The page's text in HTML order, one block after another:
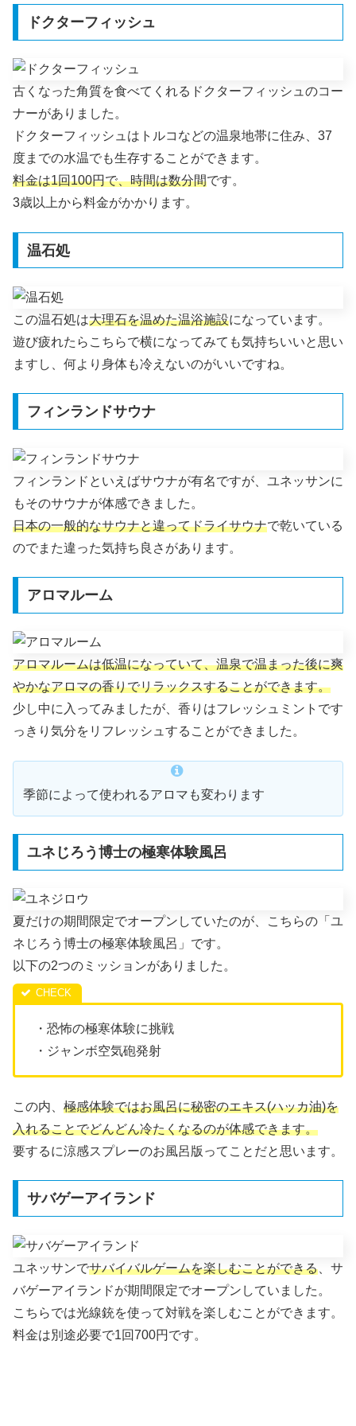
ドクターフィッシュ
古くなった角質を食べてくれるドクターフィッシュのコー
ナーがありました。
ドクターフィッシュはトルコなどの温泉地帯に住み、37
度までの水温でも生存することができます。
料金は1回100円で、時間は数分間です。
3歳以上から料金がかかります。
温石処
この温石処は大理石を温めた温浴施設になっています。
遊び疲れたらこちらで横になってみても気持ちいいと思い
ますし、何より身体も冷えないのがいいですね。
フィンランドサウナ
フィンランドといえばサウナが有名ですが、ユネッサンに
もそのサウナが体感できました。
日本の一般的なサウナと違ってドライサウナで乾いている
のでまた違った気持ち良さがあります。
アロマルーム
アロマルームは低温になっていて、温泉で温まった後に爽
やかなアロマの香りでリラックスすることができます。
少し中に入ってみましたが、香りはフレッシュミントです
っきり気分をリフレッシュすることができました。
季節によって使われるアロマも変わります
ユネじろう博士の極寒体験風呂
夏だけの期間限定でオープンしていたのが、こちらの「ユ
ネじろう博士の極寒体験風呂」です。
以下の2つのミッションがありました。
・恐怖の極寒体験に挑戦
・ジャンボ空気砲発射
この内、 極感体験ではお風呂に秘密のエキス(ハッカ油)を
入れることでどんどん冷たくなるのが体感できます。
要するに涼感スプレーのお風呂版ってことだと思います。
サバゲーアイランド
ユネッサンでサバイバルゲームを楽しむことができる 、サ
バゲーアイランドが期間限定でオープンしていました。
こちらでは光線銃を使って対戦を楽しむことができます。
料金は別途必要で1回700円です。